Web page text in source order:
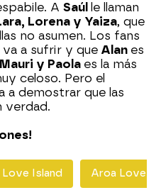
A Saúl
le llaman
Lorena y Yaiza, que
no asumen. Los fans
va a sufrir y que Alan es
Mauri y Paola es la más
celoso. Pero el
a demostrar que las
verdad.
Love Island Aroa Love